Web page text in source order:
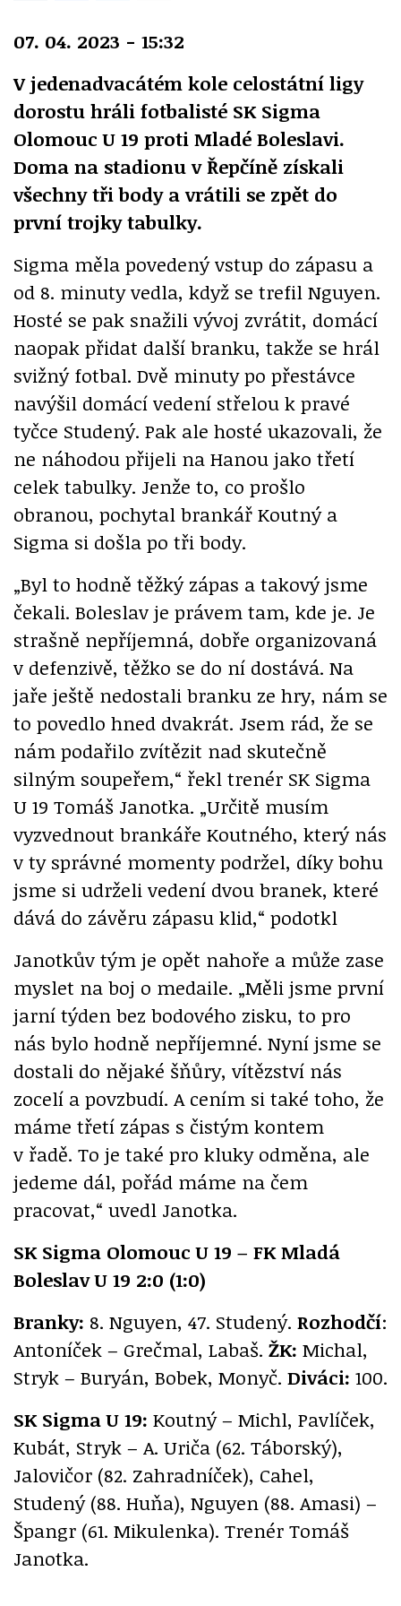
07. 04. 2023 - 15:32
V jedenadvacátém kole celostátní ligy
dorostu hráli fotbalisté SK Sigma
Olomouc U 19 proti Mladé Boleslavi.
Doma na stadionu v Řepčíně získali
všechny tři body a vrátili se zpět do
první trojky tabulky.
Sigma měla povedený vstup do zápasu a
od 8. minuty vedla, když se trefil Nguyen.
Hosté se pak snažili vývoj zvrátit, domácí
naopak přidat další branku, takže se hrál
svižný fotbal. Dvě minuty po přestávce
navýšil domácí vedení střelou k pravé
tyčce Studený. Pak ale hosté ukazovali, že
ne náhodou přijeli na Hanou jako třetí
celek tabulky. Jenže to, co prošlo
obranou, pochytal brankář Koutný a
Sigma si došla po tři body.
„Byl to hodně těžký zápas a takový jsme
čekali. Boleslav je právem tam, kde je. Je
strašně nepříjemná, dobře organizovaná
v defenzivě, těžko se do ní dostává. Na
jaře ještě nedostali branku ze hry, nám se
to povedlo hned dvakrát. Jsem rád, že se
nám podařilo zvítězit nad skutečně
silným soupeřem,“ řekl trenér SK Sigma
U 19 Tomáš Janotka. „Určitě musím
vyzvednout brankáře Koutného, který nás
v ty správné momenty podržel, díky bohu
jsme si udrželi vedení dvou branek, které
dává do závěru zápasu klid,“ podotkl
Janotkův tým je opět nahoře a může zase
myslet na boj o medaile. „Měli jsme první
jarní týden bez bodového zisku, to pro
nás bylo hodně nepříjemné. Nyní jsme se
dostali do nějaké šňůry, vítězství nás
zocelí a povzbudí. A cením si také toho, že
máme třetí zápas s čistým kontem
v řadě. To je také pro kluky odměna, ale
jedeme dál, pořád máme na čem
pracovat,“ uvedl Janotka.
SK Sigma Olomouc U 19 – FK Mladá
Boleslav U 19 2:0 (1:0)
Branky: 8. Nguyen, 47. Studený. Rozhodčí:
Antoníček – Grečmal, Labaš. ŽK: Michal,
Stryk – Buryán, Bobek, Monyč. Diváci: 100.
SK Sigma U 19: Koutný – Michl, Pavlíček,
Kubát, Stryk – A. Uriča (62. Táborský),
Jalovičor (82. Zahradníček), Cahel,
Studený (88. Huňa), Nguyen (88. Amasi) –
Špangr (61. Mikulenka). Trenér Tomáš
Janotka.